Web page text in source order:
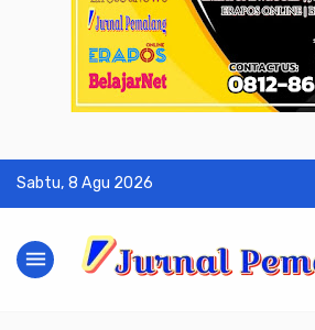
Sabtu, 8 Agu 2026
menu